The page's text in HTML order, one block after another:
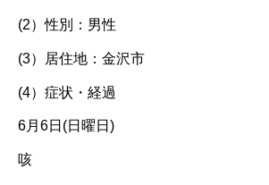
(2）性別：男性
(3）居住地：金沢市
(4）症状・経過
6月6日(日曜日)
咳